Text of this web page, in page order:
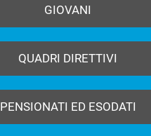
GIOVANI
QUADRI DIRETTIVI
PENSIONATI ED ESODATI